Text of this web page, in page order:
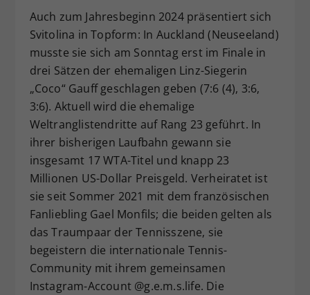
Auch zum Jahresbeginn 2024 präsentiert sich
Svitolina in Topform: In Auckland (Neuseeland)
musste sie sich am Sonntag erst im Finale in
drei Sätzen der ehemaligen Linz-Siegerin
„Coco“ Gauff geschlagen geben (7:6 (4), 3:6,
3:6). Aktuell wird die ehemalige
Weltranglistendritte auf Rang 23 geführt. In
ihrer bisherigen Laufbahn gewann sie
insgesamt 17 WTA-Titel und knapp 23
Millionen US-Dollar Preisgeld. Verheiratet ist
sie seit Sommer 2021 mit dem französischen
Fanliebling Gael Monfils; die beiden gelten als
das Traumpaar der Tennisszene, sie
begeistern die internationale Tennis-
Community mit ihrem gemeinsamen
Instagram-Account @g.e.m.s.life. Die